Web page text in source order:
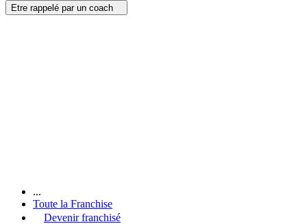
Etre rappelé par un coach
...
Toute la Franchise
Devenir franchisé